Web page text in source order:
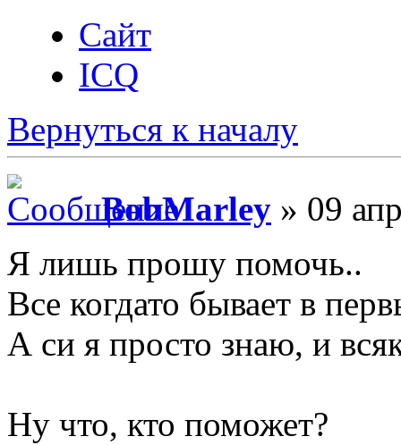
Сайт
ICQ
Вернуться к началу
BobMarley » 09
Я лишь прошу помочь..
Все когдато бывает в
А си я просто знаю, и
Ну что, кто поможет?